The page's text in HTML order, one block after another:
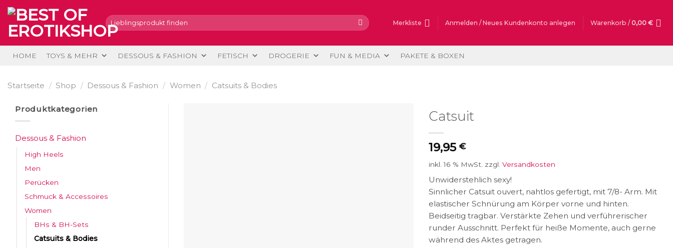
Skip
to
content
Suche
nach:
Merkliste Anmelden / Neues Kundenkonto anlegen Warenkorb /0,00 €
HOME TOYS & MEHR DESSOUS & FASHION FETISCH DROGERIE FUN & MEDIA PAKETE & BOXEN
Startseite / Shop / Dessous & Fashion / Women / Catsuits & Bodies
Produktkategorien
Dessous & Fashion
High Heels
Men
Perücken
Schmuck & Accessoires
Women
BHs & BH-Sets
Catsuits & Bodies
Catsuit
19,95 €
inkl. 16 % MwSt. zzgl. Versandkosten
Unwiderstehlich sexy!
Sinnlicher Catsuit ouvert, nahtlos gefertigt, mit 7/8- Arm. Mit
elastischer Schnürung am Körper vorne und hinten.
Beidseitig tragbar. Verstärkte Zehen und verführerischer
runder Ausschnitt. Perfekt für heiße Momente, auch gerne
während des Aktes getragen.